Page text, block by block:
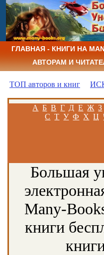
ГЛАВНАЯ - КНИГИ НА
АВТОРАМ И
ТОП авторов и книг
А Б В Г Д Е Ж З
С Т У Ф Х Ц
Большая
Many-
книги